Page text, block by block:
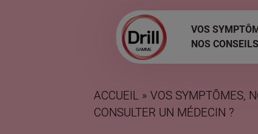
Navigation
principale
VOS
NOS CONSEILS
FIL
ACCUEIL VOS SYMPTÔMES,
CONSULTER UN MÉDECIN ?